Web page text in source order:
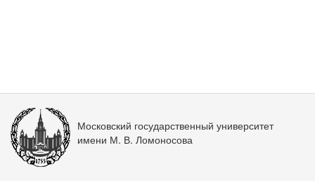
Московский государственный университет
имени М. В. Ломоносова